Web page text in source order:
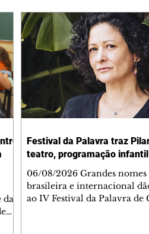
da
Festival da Palavra traz
teatro, programação
06/08/2026 Grandes
brasileira e internacional
ao IV Festival da Palavra de